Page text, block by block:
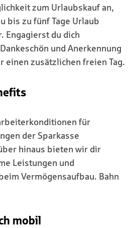
zum Urlaubskauf an,
bis zu fünf Tage Urlaub
Engagierst du dich
und Anerkennung
einen zusätzlichen freien Tag.
für
der Sparkasse
hinaus bieten wir dir
Leistungen und
Vermögensaufbau. Bahn
mobil